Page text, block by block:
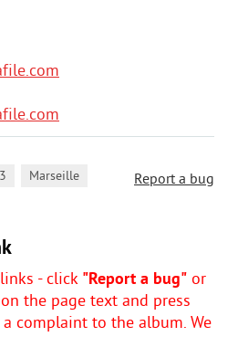
Report a bug
Marseille
- click "Report a bug" or
the page text and press
complaint to the album. We